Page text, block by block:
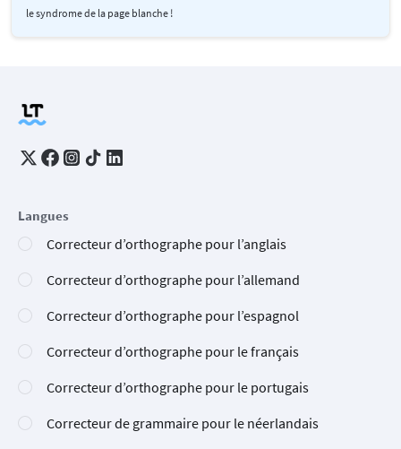
le syndrome de la page blanche !
Langues
Correcteur d’orthographe pour l’anglais
Correcteur d’orthographe pour l’allemand
Correcteur d’orthographe pour l’espagnol
Correcteur d’orthographe pour le français
Correcteur d’orthographe pour le portugais
Correcteur de grammaire pour le néerlandais